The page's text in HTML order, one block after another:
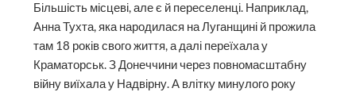
Більшість місцеві, але є й переселенці. Наприклад,
Анна Тухта, яка народилася на Луганщині й прожила
там 18 років свого життя, а далі переїхала у
Краматорськ. З Донеччини через повномасштабну
війну виїхала у Надвірну. А влітку минулого року